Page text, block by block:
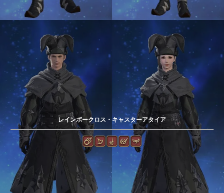
レインボークロス・キャスターアタイア